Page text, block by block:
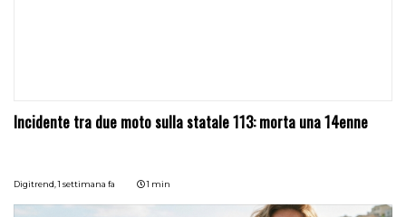
Incidente tra due moto sulla statale 113: morta una 14enne
Digitrend,1 settimana fa 1 min